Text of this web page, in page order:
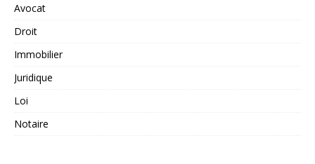
Avocat
Droit
Immobilier
Juridique
Loi
Notaire